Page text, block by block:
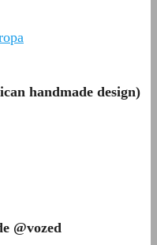
handmade design)
@vozed